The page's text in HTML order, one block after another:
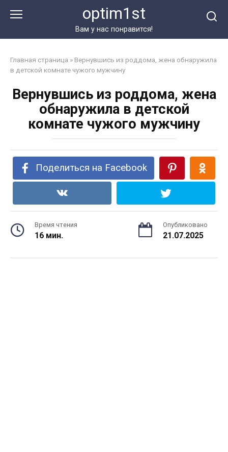
optim1st
Вам у нас понравится!
Главная страница » Вернувшись из роддома, жена обнаружила
в детской комнате чужого мужчину
Вернувшись из роддома, жена
обнаружила в детской
комнате чужого мужчину
Поделиться на Facebook
Время чтения
16 мин.
Опубликовано
21.07.2025